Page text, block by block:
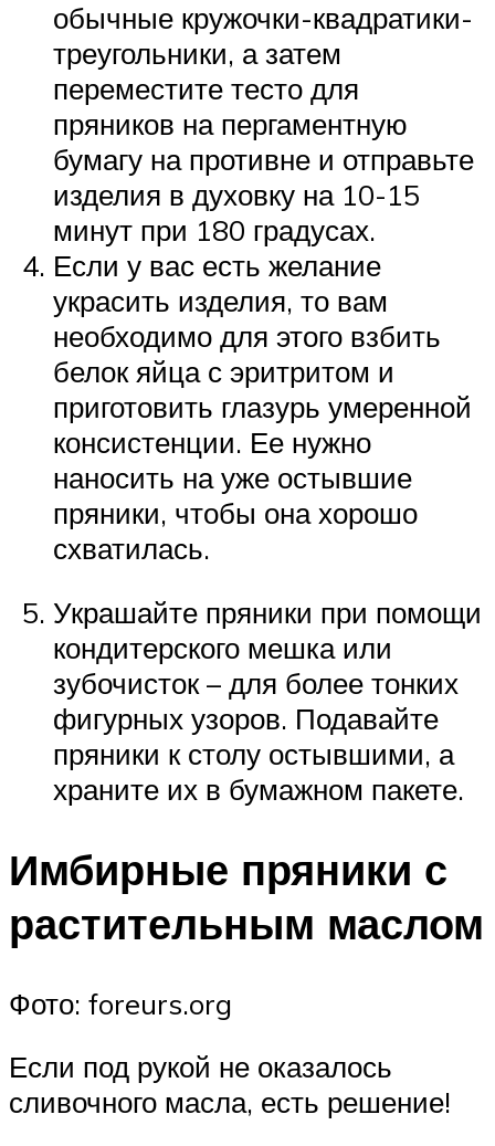
обычные кружочки-квадратики-
треугольники, а затем
переместите тесто для
пряников на пергаментную
бумагу на противне и отправьте
изделия в духовку на 10-15
минут при 180 градусах.
Если у вас есть желание
украсить изделия, то вам
необходимо для этого взбить
белок яйца с эритритом и
приготовить глазурь умеренной
консистенции. Ее нужно
наносить на уже остывшие
пряники, чтобы она хорошо
схватилась.
Украшайте пряники при помощи
кондитерского мешка или
зубочисток – для более тонких
фигурных узоров. Подавайте
пряники к столу остывшими, а
храните их в бумажном пакете.
Имбирные пряники с
растительным маслом
Фото: foreurs.org
Если под рукой не оказалось
сливочного масла, есть решение!